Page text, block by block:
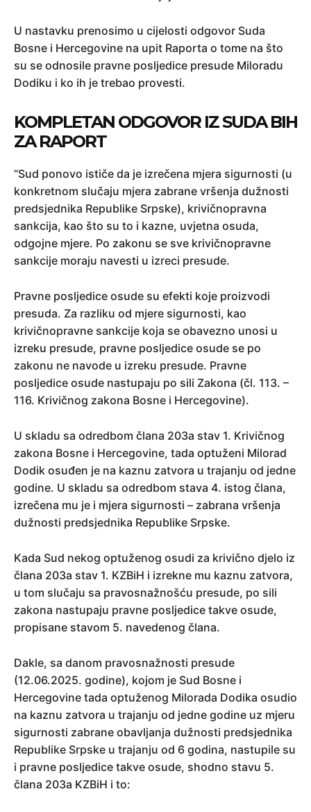
U nastavku prenosimo u cijelosti odgovor Suda
Bosne i Hercegovine na upit Raporta o tome na što
su se odnosile pravne posljedice presude Miloradu
Dodiku i ko ih je trebao provesti.
KOMPLETAN ODGOVOR IZ SUDA BIH
ZA RAPORT
“Sud ponovo ističe da je izrečena mjera sigurnosti (u
konkretnom slučaju mjera zabrane vršenja dužnosti
predsjednika Republike Srpske), krivičnopravna
sankcija, kao što su to i kazne, uvjetna osuda,
odgojne mjere. Po zakonu se sve krivičnopravne
sankcije moraju navesti u izreci presude.
Pravne posljedice osude su efekti koje proizvodi
presuda. Za razliku od mjere sigurnosti, kao
krivičnopravne sankcije koja se obavezno unosi u
izreku presude, pravne posljedice osude se po
zakonu ne navode u izreku presude. Pravne
posljedice osude nastupaju po sili Zakona (čl. 113. –
116. Krivičnog zakona Bosne i Hercegovine).
U skladu sa odredbom člana 203a stav 1. Krivičnog
zakona Bosne i Hercegovine, tada optuženi Milorad
Dodik osuđen je na kaznu zatvora u trajanju od jedne
godine. U skladu sa odredbom stava 4. istog člana,
izrečena mu je i mjera sigurnosti – zabrana vršenja
dužnosti predsjednika Republike Srpske.
Kada Sud nekog optuženog osudi za krivično djelo iz
člana 203a stav 1. KZBiH i izrekne mu kaznu zatvora,
u tom slučaju sa pravosnažnošću presude, po sili
zakona nastupaju pravne posljedice takve osude,
propisane stavom 5. navedenog člana.
Dakle, sa danom pravosnažnosti presude
(12.06.2025. godine), kojom je Sud Bosne i
Hercegovine tada optuženog Milorada Dodika osudio
na kaznu zatvora u trajanju od jedne godine uz mjeru
sigurnosti zabrane obavljanja dužnosti predsjednika
Republike Srpske u trajanju od 6 godina, nastupile su
i pravne posljedice takve osude, shodno stavu 5.
člana 203a KZBiH i to: